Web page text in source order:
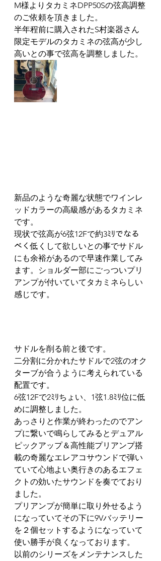
M様よりタカミネDPP50Sの弦高調整
のご依頼を頂きました。
半年程前に購入されたS村楽器さん
限定モデルのタカミネの弦高が少し
高いとの事で弦高を調整しました。
新品のような奇麗な状態でワインレ
ッドカラーの高級感があるタカミネ
です。
現状で弦高が6弦12Fで約3ﾐﾘでなる
べく低くして欲しいとの事でサドル
にも余裕があるので早速作業してみ
ます。ショルダー部にごっついプリ
アンプが付いていてタカミネらしい
感じです。
サドルを削る前と後です。
二分割に分かれたサドルで2弦のオク
ターブが合うように考えられている
配置です。
6弦12Fで2ﾐﾘちょい、1弦1.8ﾐﾘ位に低
めに調整しました。
あっさりと作業が終わったのでアン
プに繋いで鳴らしてみるとデュアル
ピックアップ＆高性能プリアンプ搭
載の奇麗なエレアコサウンドで弾い
ていて心地よい奥行きのあるエフェ
クトの効いたサウンドを奏でており
ました。
プリアンプが簡単に取り外せるよう
になっていてその下に9Vバッテリー
を２個セットするようになっていて
使い勝手が良くなっております。
以前のシリーズをメンテナンスした